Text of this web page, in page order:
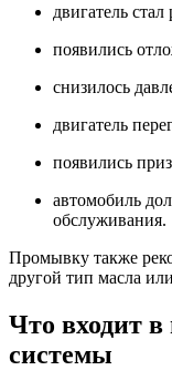
двигатель
появились
снизилось
двигатель
появились
автомобиль
обслуживания.
Промывку также
другой тип масла
Что входит
системы